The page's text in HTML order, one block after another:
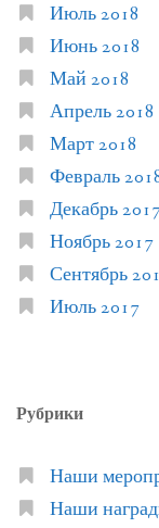
Июль 2018
Июнь 2018
Май 2018
Апрель 2018
Март 2018
Февраль
Декабрь
Ноябрь 2017
Сентябрь
Июль 2017
Рубрики
Наши
Наши